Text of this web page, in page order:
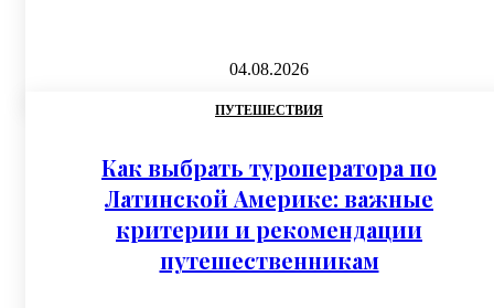
04.08.2026
ПУТЕШЕСТВИЯ
Как выбрать туроператора по
Латинской Америке: важные
критерии и рекомендации
путешественникам